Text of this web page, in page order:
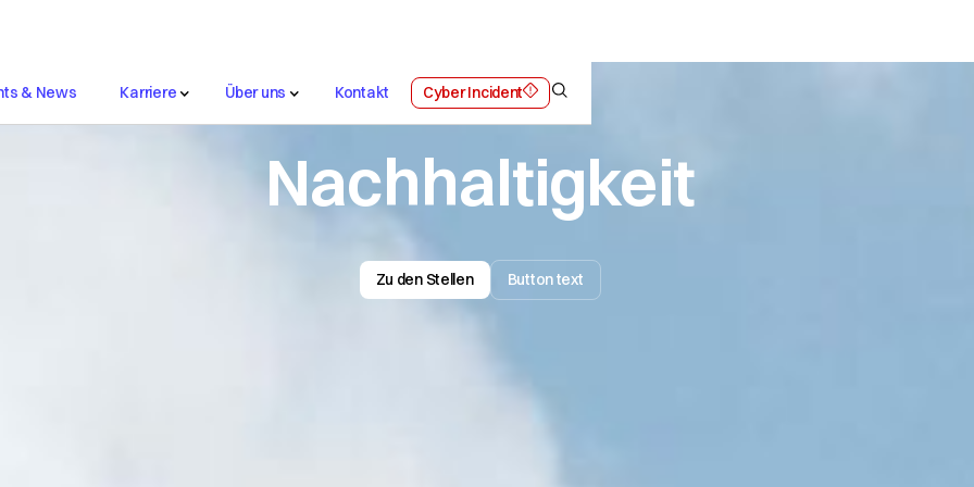
Solutions Platforms Network Security Collaboration
& News Karriere Über uns
Nachhaltigkeit
Kontakt Cyber Incident
Nachhaltigkeit
Zu den Stellen Button text